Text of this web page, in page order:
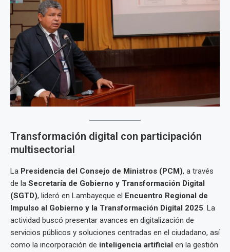
Transformación digital con participación
multisectorial
La Presidencia del Consejo de Ministros (PCM), a través
de la Secretaría de Gobierno y Transformación Digital
(SGTD), lideró en Lambayeque el Encuentro Regional de
Impulso al Gobierno y la Transformación Digital 2025. La
actividad buscó presentar avances en digitalización de
servicios públicos y soluciones centradas en el ciudadano, así
como la incorporación de inteligencia artificial en la gestión